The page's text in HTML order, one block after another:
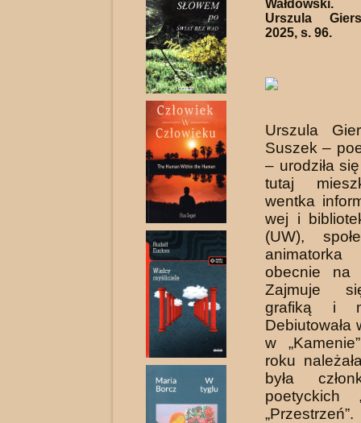
Urszula
2025, s. 96.
Urszula
Suszek –
– urodziła
tutaj
wentka
wej i
(UW),
obecnie na
Zajmuje
grafiką i
Debiutowała
w
roku
była
poetyckich
„Przestrzeń”.